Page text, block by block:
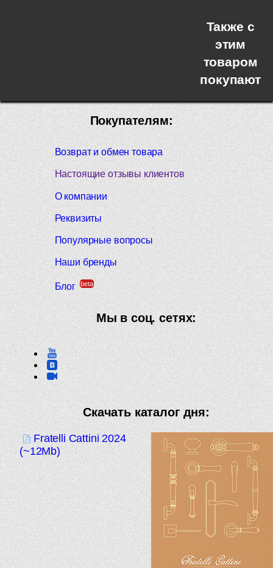
Также с
этим
товаром
покупают
Покупателям:
Возврат и обмен товара
Настоящие отзывы клиентов
О компании
Реквизиты
Популярные вопросы
Наши бренды
Блог beta
Мы в соц. сетях:
Скачать каталог дня:
Fratelli Cattini 2024
(~12Mb)